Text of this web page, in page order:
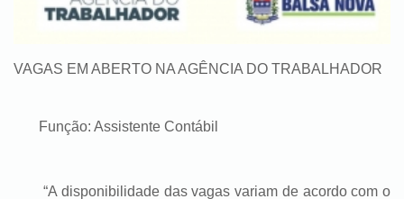
VAGAS EM ABERTO NA AGÊNCIA DO TRABALHADOR
Função: Assistente Contábil
“A disponibilidade das vagas variam de acordo com o